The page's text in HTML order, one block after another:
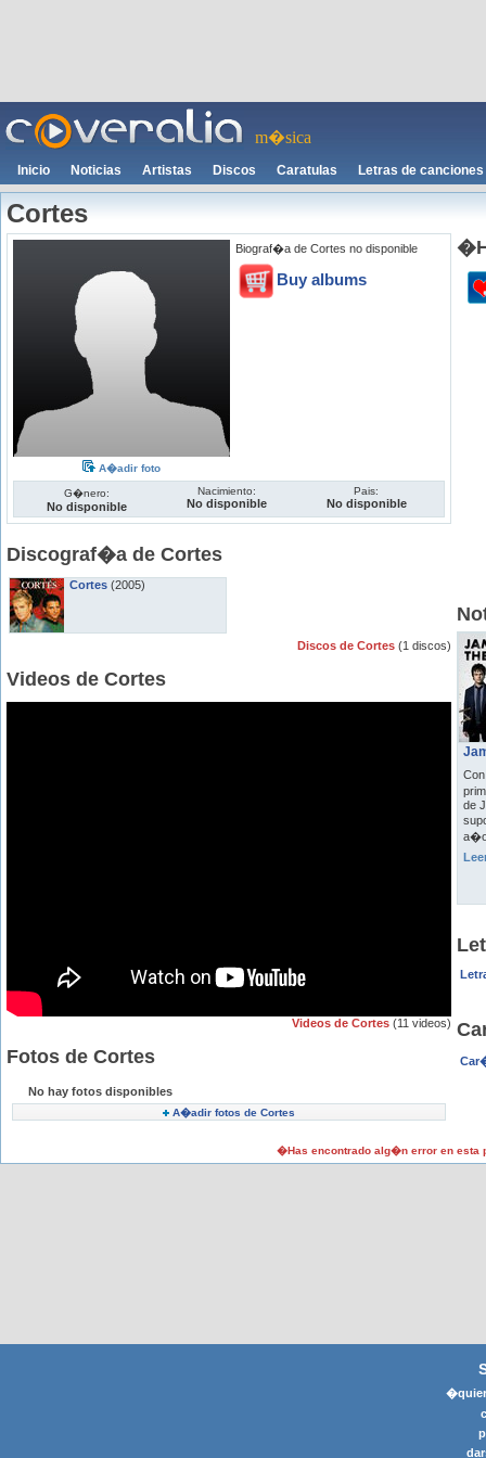
m�sica
Inicio Noticias Artistas Discos Caratulas Letras de canciones
Cortes
A�adir foto
Biograf�a de Cortes no disponible
Buy albums
G�nero:
No disponible
Nacimiento:
No disponible
Pais:
No disponible
Discograf�a de Cortes
Cortes (2005)
Discos de Cortes (1 discos)
Videos de Cortes
Videos de Cortes (11 videos)
Fotos de Cortes
No hay fotos disponibles
A�adir fotos de Cortes
de
�Has encontrado alg�n error en esta